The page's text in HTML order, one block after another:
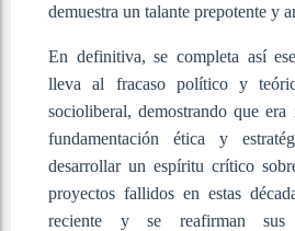
demuestra un talante prepotente y
En definitiva, se completa así
lleva al fracaso político y
socioliberal, demostrando que
fundamentación ética y
desarrollar un espíritu crítico
proyectos fallidos en estas
reciente y se reafirman sus